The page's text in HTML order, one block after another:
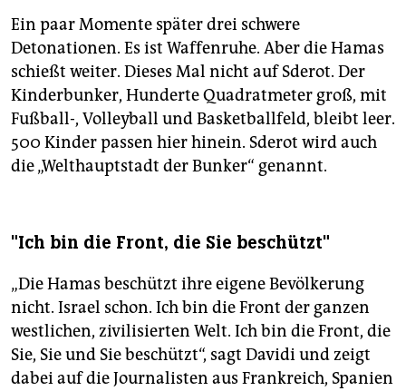
Ein paar Momente später drei schwere
Detonationen. Es ist Waffenruhe. Aber die Hamas
schießt weiter. Dieses Mal nicht auf Sderot. Der
Kinderbunker, Hunderte Quadratmeter groß, mit
Fußball-, Volleyball und Basketballfeld, bleibt leer.
500 Kinder passen hier hinein. Sderot wird auch
die „Welthauptstadt der Bunker“ genannt.
"Ich bin die Front, die Sie beschützt"
„Die Hamas beschützt ihre eigene Bevölkerung
nicht. Israel schon. Ich bin die Front der ganzen
westlichen, zivilisierten Welt. Ich bin die Front, die
Sie, Sie und Sie beschützt“, sagt Davidi und zeigt
dabei auf die Journalisten aus Frankreich, Spanien